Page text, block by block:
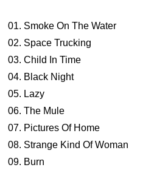
01. Smoke On The Water
02. Space Trucking
03. Child In Time
04. Black Night
05. Lazy
06. The Mule
07. Pictures Of Home
08. Strange Kind Of Woman
09. Burn